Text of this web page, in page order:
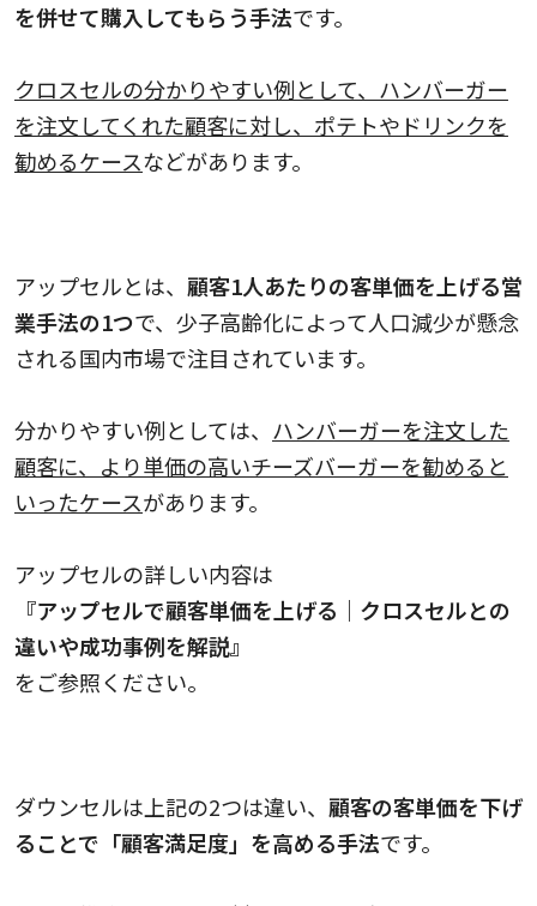
を併せて購入してもらう手法です。
クロスセルの分かりやすい例として、ハンバーガー
を注文してくれた顧客に対し、ポテトやドリンクを
勧めるケースなどがあります。
アップセルとは、 顧客1人あたりの客単価を上げる営
業手法の1つで、少子高齢化によって人口減少が懸念
される国内市場で注目されています。
分かりやすい例としては、 ハンバーガーを注文した
顧客に、より単価の高いチーズバーガーを勧めると
いったケースがあります。
アップセルの詳しい内容は
『アップセルで顧客単価を上げる｜クロスセルとの
違いや成功事例を解説』
をご参照ください。
ダウンセルは上記の2つは違い、 顧客の客単価を下げ
ることで「顧客満足度」を高める手法です。